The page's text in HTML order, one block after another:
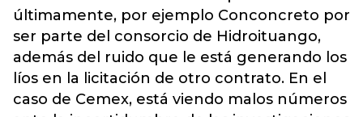
últimamente, por ejemplo Conconcreto por
ser parte del consorcio de Hidroituango,
además del ruido que le está generando los
líos en la licitación de otro contrato. En el
caso de Cemex, está viendo malos números